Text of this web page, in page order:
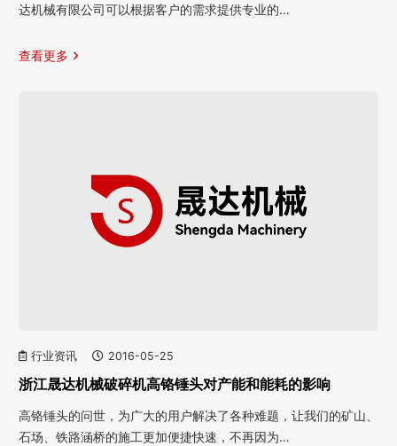
达机械有限公司可以根据客户的需求提供专业的…
查看更多
行业资讯 2016-05-25
浙江晟达机械破碎机高铬锤头对产能和能耗的影响
高铬锤头的问世，为广大的用户解决了各种难题，让我们的矿山、
石场、铁路涵桥的施工更加便捷快速，不再因为…